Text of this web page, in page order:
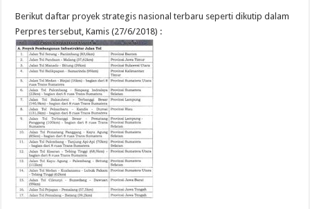
Berikut daftar proyek strategis nasional terbaru seperti dikutip dalam
Perpres tersebut, Kamis (27/6/2018) :